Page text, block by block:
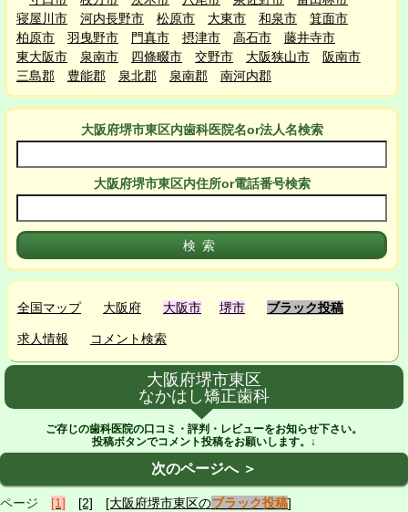
寝屋川市
河内長野市 松原市 大東市 和泉市
箕面市
柏原市
羽曳野市 門真市 摂津市 高石市
藤井寺市
東大阪市
泉南市 四條畷市 交野市 大阪狭山市
阪南市
三島郡
豊能郡 泉北郡 泉南郡 南河内郡
大阪府堺市東区内歯科医院名or法人名検索
大阪府堺市東区内住所or電話番号検索
全国マップ 大阪府 大阪市 堺市 ブラック投稿
求人情報 コメント検索
大阪府堺市東区
なかはし矯正歯科
ご存じの歯科医院の口コミ・評判・レビューをお知らせ下さい。
投稿ボタンでコメント投稿をお願いします。↓
次のページへ ＞
ページ [1] [2] [大阪府堺市東区のブラック投稿]